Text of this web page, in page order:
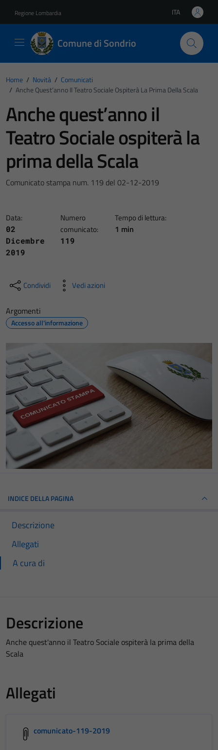
Regione Lombardia Lingua attiva:
ITA
Comune di Sondrio
Home / Novità / Comunicati
/ Anche Quest’anno Il Teatro Sociale Ospiterà La Prima Della Scala
Anche quest’anno il
Teatro Sociale ospiterà la
prima della Scala
Comunicato stampa num. 119 del 02-12-2019
Data:
02
Dicembre
2019
Numero
comunicato:
119
Tempo di lettura:
1 min
Condividi Vedi azioni
Argomenti
Accesso all'informazione
INDICE DELLA PAGINA
Descrizione
Allegati
A cura di
Descrizione
Anche quest'anno il Teatro Sociale ospiterà la prima della
Scala
Allegati
comunicato-119-2019